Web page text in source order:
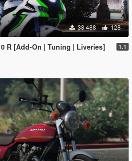
38 488 128
R [Add-On | Tuning | Liveries] 1.1